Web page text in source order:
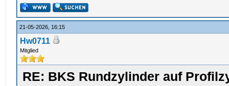
21-05-2026, 16:15
Hw0711
Mitglied
RE: BKS Rundzylinder auf